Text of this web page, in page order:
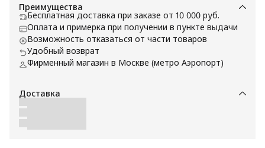
Преимущества
Бесплатная доставка при заказе от 10 000 руб.
Оплата и примерка при получении в пункте выдачи
Возможность отказаться от части товаров
Удобный возврат
Фирменный магазин в Москве (метро Аэропорт)
Доставка